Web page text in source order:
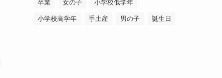
卒業 女の子 小学校低学年
小学校高学年 手土産 男の子 誕生日